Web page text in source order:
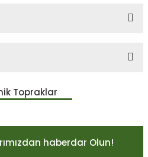
açıklamalarında ve diğer
noktaları öneri formunu kullanarak
görüntülenemiyor.
Topraklar
haberdar Olun!